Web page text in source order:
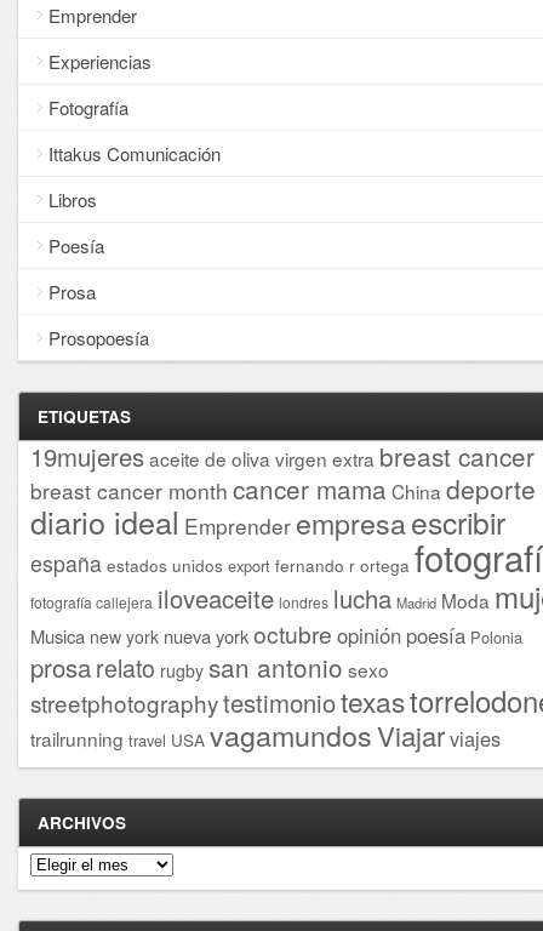
Emprender
Experiencias
Fotografía
Ittakus Comunicación
Libros
Poesía
Prosa
Prosopoesía
ETIQUETAS
19mujeresaceite de oliva virgen extra breast cancer
breast cancer month cancer mama China deporte
diario ideal Emprender empresaescribir
españa estados unidos export fernando r ortega
fotografía callejera iloveaceite londres lucha Madrid Moda
Musica new york nueva yorkoctubre opinión poesía Polonia
prosarelato rugby san antonio sexo
streetphotographytestimoniotexas
trailrunning travel USA vagamundosViajarviajes
ARCHIVOS
Archivos